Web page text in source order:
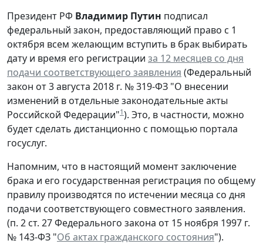
Президент РФ Владимир Путин подписал
федеральный закон, предоставляющий право с 1
октября всем желающим вступить в брак выбирать
дату и время его регистрации за 12 месяцев со дня
подачи соответствующего заявления (Федеральный
закон от 3 августа 2018 г. № 319-ФЗ "О внесении
изменений в отдельные законодательные акты
Российской Федерации"1). Это, в частности, можно
будет сделать дистанционно с помощью портала
госуслуг.
Напомним, что в настоящий момент заключение
брака и его государственная регистрация по общему
правилу производятся по истечении месяца со дня
подачи соответствующего совместного заявления.
(п. 2 ст. 27 Федерального закона от 15 ноября 1997 г.
№ 143-ФЗ "Об актах гражданского состояния").